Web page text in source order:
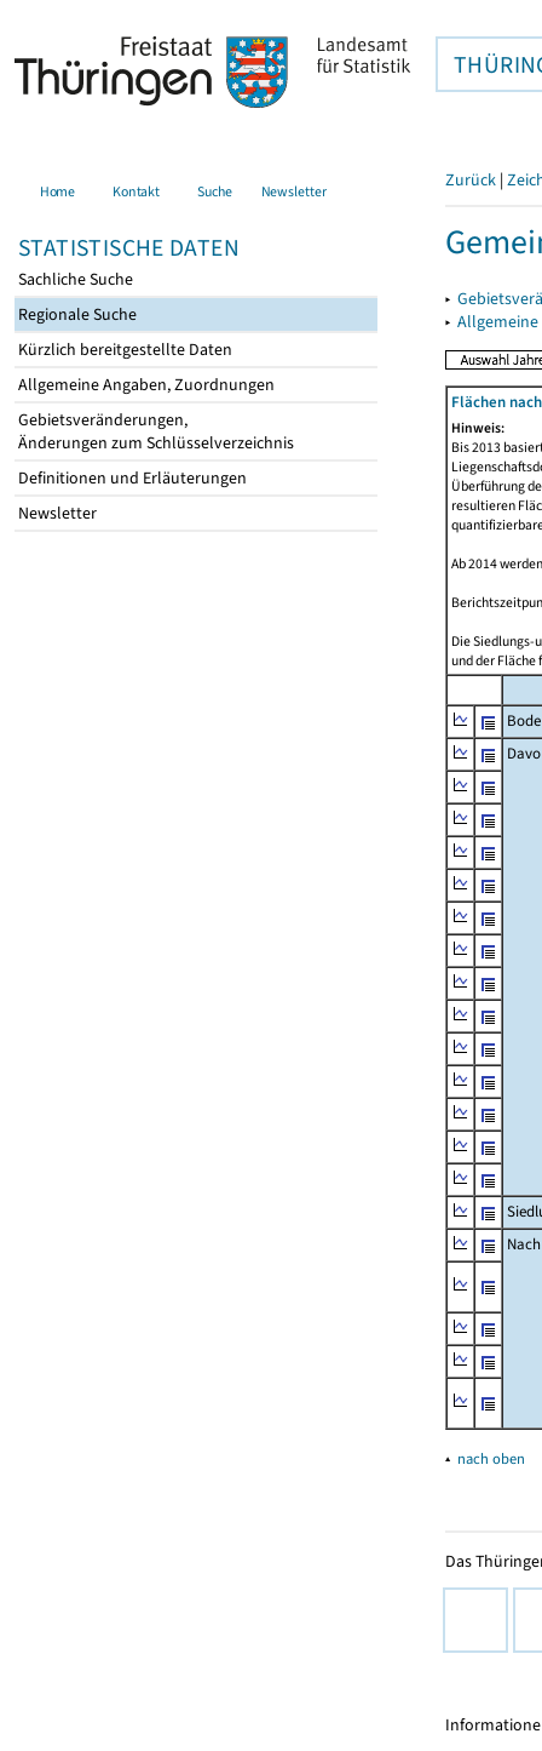
Home Kontakt Suche Newsletter
STATISTISCHE DATEN
Sachliche Suche
Regionale Suche
Kürzlich bereitgestellte Daten
Allgemeine Angaben, Zuordnungen
Gebietsveränderungen,
Änderungen zum Schlüsselverzeichnis
Definitionen und Erläuterungen
Newsletter
Zurück |
▸
▸
Flächen
Hinweis:
Bis 2013
Überführung
resultieren
Ab 2014
Die Siedlungs-
und der Fläche
▴ nach oben
Das